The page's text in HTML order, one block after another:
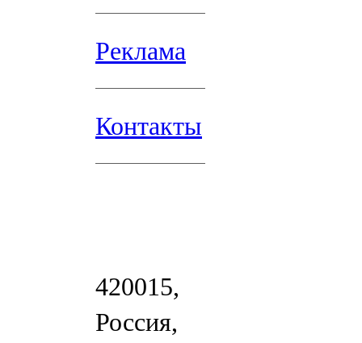
Реклама
Контакты
420015,
Россия,